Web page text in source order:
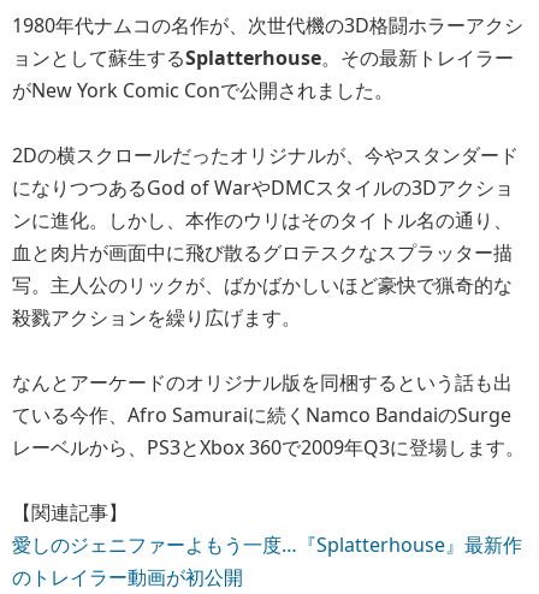
1980年代ナムコの名作が、次世代機の3D格闘ホラーアクシ
ョンとして蘇生するSplatterhouse。その最新トレイラー
がNew York Comic Conで公開されました。
2Dの横スクロールだったオリジナルが、今やスタンダード
になりつつあるGod of WarやDMCスタイルの3Dアクショ
ンに進化。しかし、本作のウリはそのタイトル名の通り、
血と肉片が画面中に飛び散るグロテスクなスプラッター描
写。主人公のリックが、ばかばかしいほど豪快で猟奇的な
殺戮アクションを繰り広げます。
なんとアーケードのオリジナル版を同梱するという話も出
ている今作、Afro Samuraiに続くNamco BandaiのSurge
レーベルから、PS3とXbox 360で2009年Q3に登場します。
【関連記事】
愛しのジェニファーよもう一度…『Splatterhouse』最新作
のトレイラー動画が初公開